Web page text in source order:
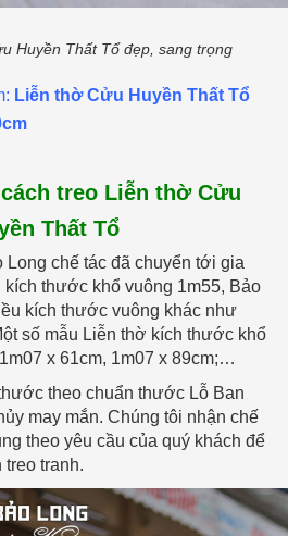
Huyền Thất Tổ đẹp, sang trọng
Liễn thờ Cửu Huyền Thất Tổ
treo Liễn thờ Cửu
Thất Tổ
chế tác đã chuyển tới gia
thước khổ vuông 1m55, Bảo
kích thước vuông khác như
số mẫu Liễn thờ kích thước khổ
x 61cm, 1m07 x 89cm;…
theo chuẩn thước Lỗ Ban
may mắn. Chúng tôi nhận chế
theo yêu cầu của quý khách để
tranh.